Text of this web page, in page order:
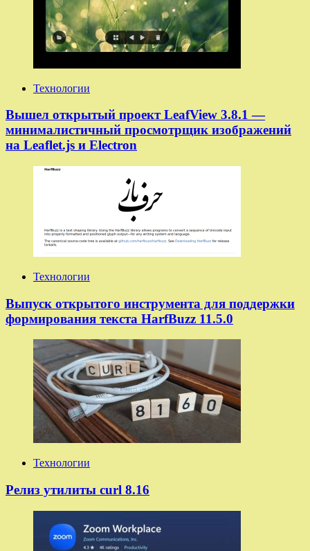
Технологии
Вышел открытый проект LeafView 3.8.1 —
минималистичный просмотрщик изображений
на Leaflet.js и Electron
Технологии
Выпуск открытого инструмента для поддержки
формирования текста HarfBuzz 11.5.0
Технологии
Релиз утилиты curl 8.16